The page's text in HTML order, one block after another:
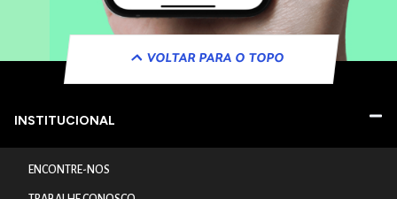
VOLTAR PARA O TOPO
INSTITUCIONAL
ENCONTRE-NOS